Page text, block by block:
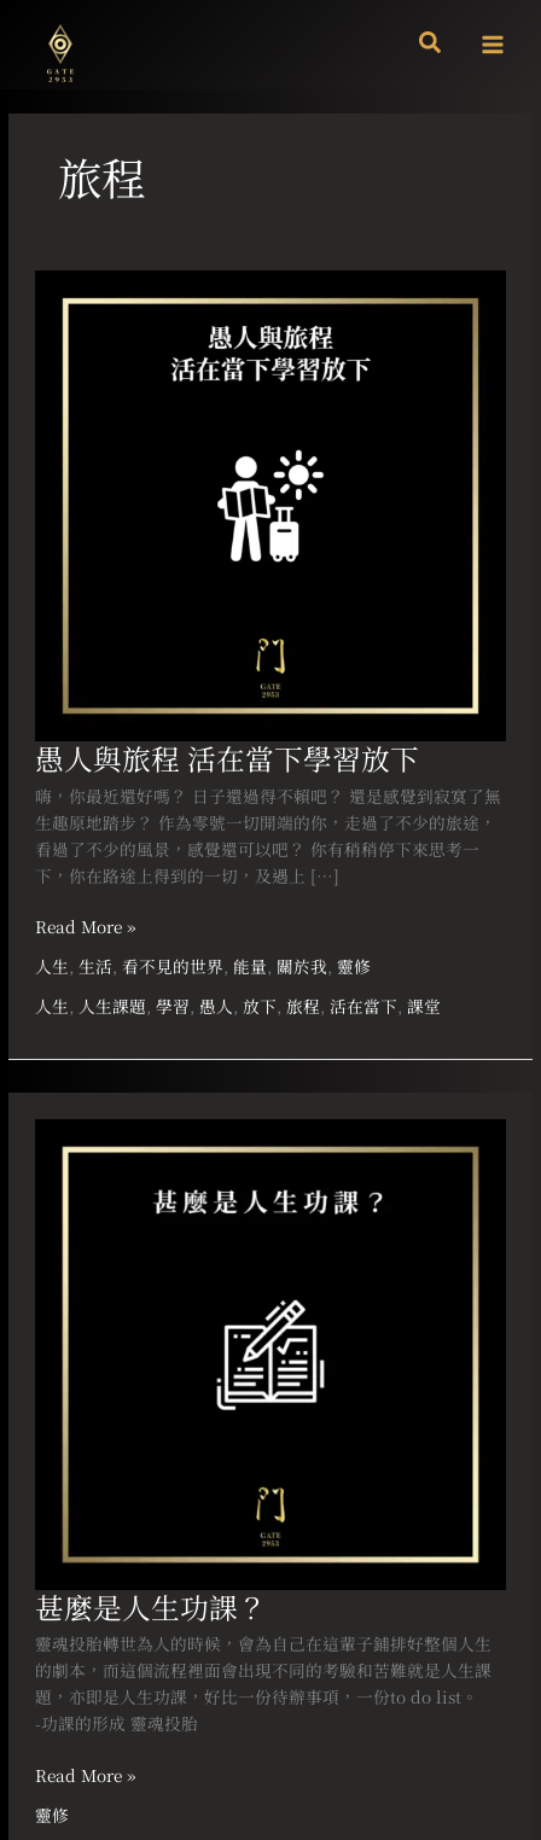
內
旅程
愚人與旅程 活在當下學習放下
嗨，你最近還好嗎？ 日子還過得不賴吧？ 還是感覺到寂寞了無
生趣原地踏步？ 作為零號一切開端的你，走過了不少的旅途，
看過了不少的風景，感覺還可以吧？ 你有稍稍停下來思考一
下，你在路途上得到的一切，及遇上 […]
Read More »
人生,生活,看不見的世界, 能量, 關於我,靈修
人生 , 人生課題,學習, 愚人 ,放下,旅程, 活在當下,課堂
甚麼是人生功課？
靈魂投胎轉世為人的時候，會為自己在這輩子鋪排好整個人生
的劇本，而這個流程裡面會出現不同的考驗和苦難就是人生課
題，亦即是人生功課，好比一份待辦事項，一份to do list。 ⠀
-功課的形成 靈魂投胎
Read More »
靈修